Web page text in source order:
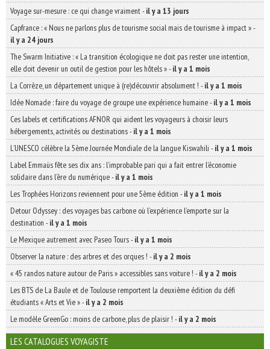
Voyage sur-mesure : ce qui change vraiment-il y a 13 jours
Capfrance : « Nous ne parlons plus de tourisme social mais de tourisme à impact »-
il y a 24 jours
The Swarm Initiative : « La transition écologique ne doit pas rester une intention,
elle doit devenir un outil de gestion pour les hôtels »-il y a 1 mois
La Corrèze, un département unique à (re)découvrir absolument ! -il y a 1 mois
Idée Nomade : faire du voyage de groupe une expérience humaine-il y a 1 mois
Ces labels et certifications AFNOR qui aident les voyageurs à choisir leurs
hébergements, activités ou destinations-il y a 1 mois
L’UNESCO célèbre la 5ème Journée Mondiale de la langue Kiswahili -il y a 1 mois
Label Emmaüs fête ses dix ans : l’improbable pari qui a fait entrer l’économie
solidaire dans l’ère du numérique-il y a 1 mois
Les Trophées Horizons reviennent pour une 5ème édition -il y a 1 mois
Detour Odyssey : des voyages bas carbone où l’expérience l’emporte sur la
destination -il y a 1 mois
Le Mexique autrement avec Paseo Tours-il y a 1 mois
Observer la nature : des arbres et des orques ! -il y a 2 mois
« 45 randos nature autour de Paris » accessibles sans voiture ! -il y a 2 mois
Les BTS de La Baule et de Toulouse remportent la deuxième édition du défi
étudiants « Arts et Vie »-il y a 2 mois
Le modèle GreenGo : moins de carbone, plus de plaisir ! -il y a 2 mois
LES CATALOGUES VOYAGISTE